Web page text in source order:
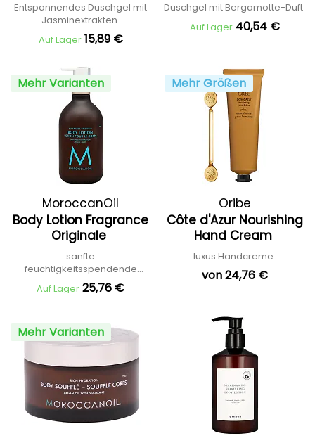
Entspannendes Duschgel mit
Jasminextrakten
Auf Lager 15,89 €
Duschgel mit Bergamotte-Duft
Auf Lager 40,54 €
Mehr Varianten
MoroccanOil
Body Lotion Fragrance
Originale
sanfte
feuchtigkeitsspendende
Körperlotion
Auf Lager 25,76 €
Mehr Größen
Oribe
Côte d'Azur Nourishing
Hand Cream
luxus Handcreme
von 24,76 €
Mehr Varianten